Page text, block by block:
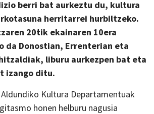
berri bat aurkeztu du, kultura
herritarrei hurbiltzeko.
20tik ekainaren 10era
da Donostian, Errenterian eta
liburu aurkezpen bat eta
izango ditu.
Kultura Departamentuak
honen helburu nagusia